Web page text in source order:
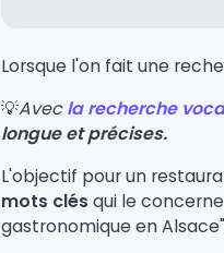
Lorsque l'on fait une
💡Avecla recherche
longue et précises.
L'objectif pour un
mots clés qui le
gastronomique en